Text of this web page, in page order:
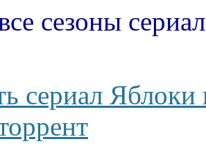
сезоны
сериал